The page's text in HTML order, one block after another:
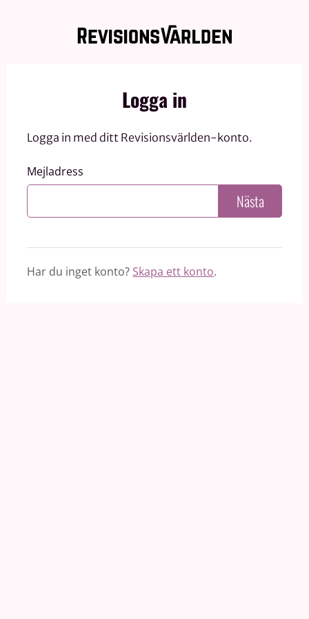
Logga in
Logga in med ditt Revisionsvärlden-konto.
Mejladress
Nästa
Har du inget konto? Skapa ett konto.